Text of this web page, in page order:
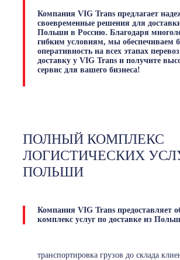
Компания VIG Trans предлагает
своевременные решения для
Польши в Россию. Благодаря
гибким условиям, мы обеспечиваем
оперативность на всех этапах
доставку у VIG Trans и получите
сервис для вашего бизнеса!
ПОЛНЫЙ КОМПЛЕКС
ЛОГИСТИЧЕСКИХ
ПОЛЬШИ
Компания VIG Trans предоставляет
комплекс услуг по доставке из
транспортировка грузов до склада